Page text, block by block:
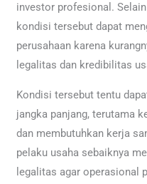
investor profesional.
kondisi tersebut dapat
perusahaan karena
legalitas dan kredibilitas
Kondisi tersebut tentu
jangka panjang, terutama
dan membutuhkan kerja
pelaku usaha sebaiknya
legalitas agar operasional